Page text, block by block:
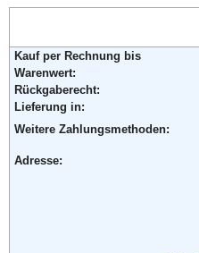
Email:
Kauf per Rechnung bis
Warenwert:
Rückgaberecht:
Lieferung in:
Weitere Zahlungsmethoden:
Adresse: